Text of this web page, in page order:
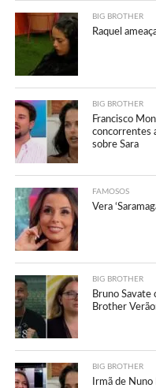
BIG BROTHER
Raquel
BIG BROTHER
Francisco
concorrentes
sobre Sara
FAMOSOS
Vera
BIG BROTHER
Bruno Savate
Brother
BIG BROTHER
Irmã de Nuno